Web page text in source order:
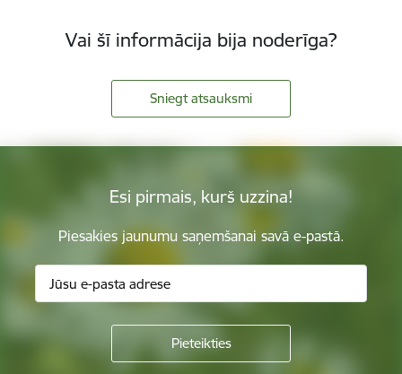
Vai šī informācija bija noderīga?
Sniegt atsauksmi
Esi pirmais, kurš uzzina!
Piesakies jaunumu saņemšanai savā e-pastā.